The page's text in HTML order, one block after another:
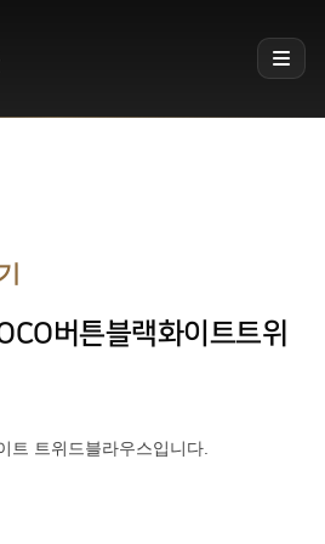
버튼블랙화이트트위
트 트위드블라우스입니다.